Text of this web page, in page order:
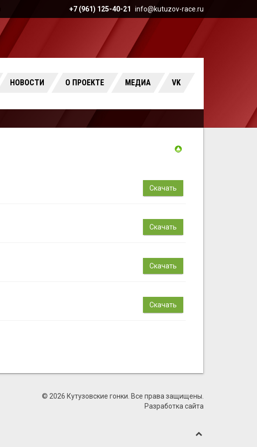
+7 (961) 125-40-21 info@kutuzov-race.ru
НОВОСТИ О ПРОЕКТЕ МЕДИА VK
Скачать
Скачать
Скачать
Скачать
© 2026 Кутузовские гонки. Все права защищены.
Разработка сайта